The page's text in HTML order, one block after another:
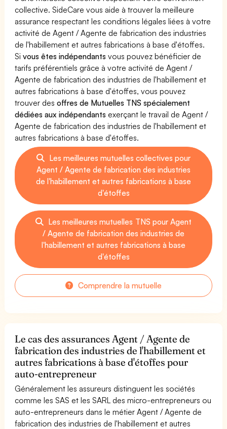
collective. SideCare vous aide à trouver la meilleure
assurance respectant les conditions légales liées à votre
activité de Agent / Agente de fabrication des industries
de l'habillement et autres fabrications à base d'étoffes.
Sivous êtes indépendants vous pouvez bénéficier de
tarifs préférentiels grâce à votre activité de Agent /
Agente de fabrication des industries de l'habillement et
autres fabrications à base d'étoffes, vous pouvez
trouver desoffres de Mutuelles TNS spécialement
dédiées aux indépendants exerçant le travail de Agent /
Agente de fabrication des industries de l'habillement et
autres fabrications à base d'étoffes.
Les meilleures mutuelles collectives pour
Agent / Agente de fabrication des industries
de l'habillement et autres fabrications à base
d'étoffes
Les meilleures mutuelles TNS pour Agent
/ Agente de fabrication des industries de
l'habillement et autres fabrications à base
d'étoffes
Comprendre la mutuelle
Le cas des assurances Agent / Agente de
fabrication des industries de l'habillement et
autres fabrications à base d'étoffes pour
auto-entrepreneur
Généralement les assureurs distinguent les sociétés
comme les SAS et les SARL des micro-entrepreneurs ou
auto-entrepreneurs dans le métier Agent / Agente de
fabrication des industries de l'habillement et autres